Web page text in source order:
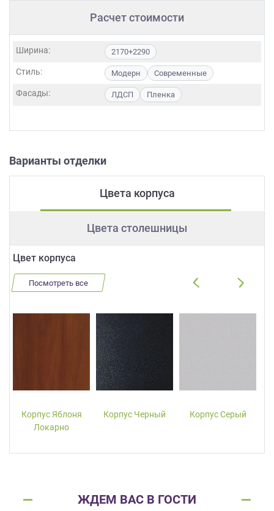
Расчет стоимости
Ширина: 2170+2290
Стиль: Модерн Современные
Фасады: ЛДСП Пленка
Варианты отделки
Цвета корпуса
Цвета столешницы
Цвет корпуса
Посмотреть все
Корпус Яблоня
Локарно
Корпус Черный Корпус Серый
ЖДЕМ ВАС В ГОСТИ